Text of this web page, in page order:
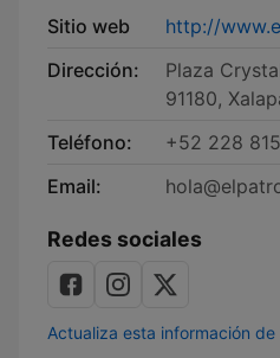
Sitio web
http://
Dirección:
Plaza
91180,
Teléfono:
+52 228
Email:
Redes sociales
Actualiza esta información de